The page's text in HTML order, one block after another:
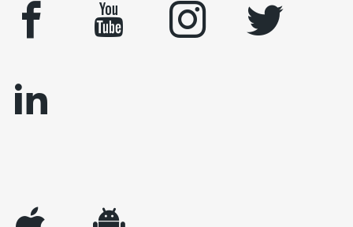
facebook youtube instagram
twitter
linkedin